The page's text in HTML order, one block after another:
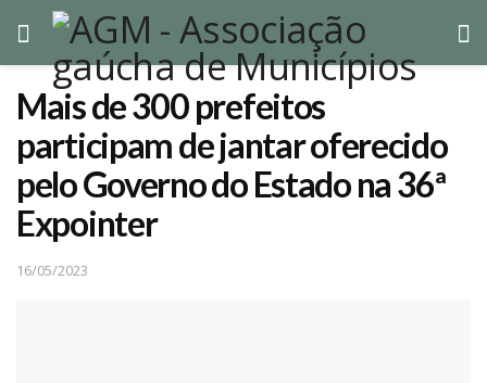
Mais de 300 prefeitos
participam de jantar oferecido
pelo Governo do Estado na 36ª
Expointer
16/05/2023